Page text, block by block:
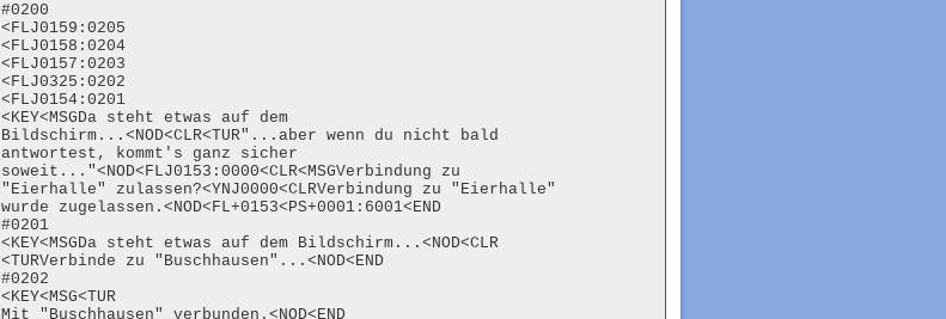
#0200
<FLJ0159:0205
<FLJ0158:0204
<FLJ0157:0203
<FLJ0325:0202
<FLJ0154:0201
<KEY<MSGDa steht etwas auf dem
Bildschirm...<NOD<CLR<TUR"...aber wenn du nicht bald
antwortest, kommt's ganz sicher
soweit..."<NOD<FLJ0153:0000<CLR<MSGVerbindung zu
"Eierhalle" zulassen?<YNJ0000<CLRVerbindung zu "Eierhalle"
wurde zugelassen.<NOD<FL+0153<PS+0001:6001<END
#0201
<KEY<MSGDa steht etwas auf dem Bildschirm...<NOD<CLR
<TURVerbinde zu "Buschhausen"...<NOD<END
#0202
<KEY<MSG<TUR
Mit "Buschhausen" verbunden.<NOD<END